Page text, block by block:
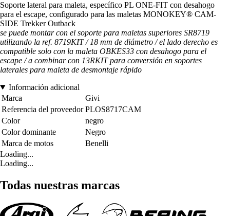
Soporte lateral para maleta, específico PL ONE-FIT con desahogo
para el escape, configurado para las maletas MONOKEY® CAM-
SIDE Trekker Outback
se puede montar con el soporte para maletas superiores SR8719
utilizando la ref. 8719KIT / 18 mm de diámetro / el lado derecho es
compatible solo con la maleta OBKES33 con desahogo para el
escape / a combinar con 13RKIT para conversión en soportes
laterales para maleta de desmontaje rápido
Información adicional
Marca
Givi
Referencia del proveedor PLOS8717CAM
Color
negro
Color dominante
Negro
Marca de motos
Benelli
Loading...
Loading...
Todas nuestras marcas